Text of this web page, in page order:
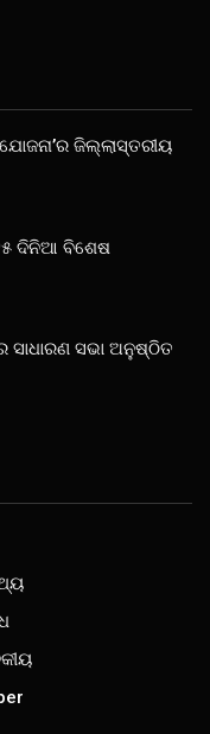
ଜିଲ୍ଲାସ୍ତରୀୟ
ଦିନିଆ ବିଶେଷ
ସାଧାରଣ ସଭା ଅନୁଷ୍ଠିତ